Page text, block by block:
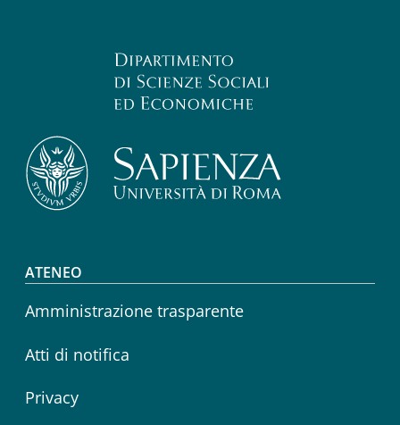
Footer menu
ATENEO
Amministrazione trasparente
Atti di notifica
Privacy